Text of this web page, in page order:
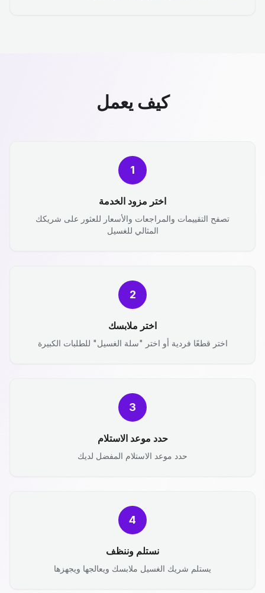
كيف يعمل
1
اختر مزود الخدمة
تصفح التقييمات والمراجعات والأسعار للعثور على شريكك
المثالي للغسيل
2
اختر ملابسك
اختر قطعًا فردية أو اختر "سلة الغسيل" للطلبات الكبيرة
3
حدد موعد الاستلام
حدد موعد الاستلام المفضل لديك
4
نستلم وننظف
يستلم شريك الغسيل ملابسك ويعالجها ويجهزها